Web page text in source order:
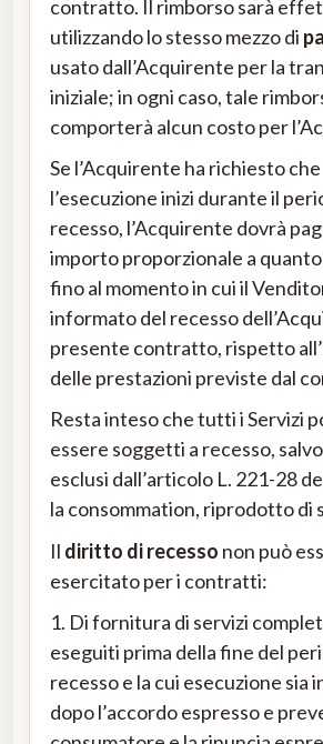
contratto. Il rimborso sarà
utilizzando lo stesso mezzo di
usato dall’Acquirente per la
iniziale; in ogni caso, tale
comporterà alcun costo per
Se l’Acquirente ha richiesto che
l’esecuzione inizi durante il
recesso, l’Acquirente dovrà
importo proporzionale a
fino al momento in cui il
informato del recesso
presente contratto, rispetto
delle prestazioni previste dal
Resta inteso che tutti i Servizi
essere soggetti a recesso,
esclusi dall’articolo L. 221-28
la consommation, riprodotto di
Il diritto di recesso non può
esercitato per i contratti:
1. Di fornitura di servizi
eseguiti prima della fine del
recesso e la cui esecuzione sia
dopo l’accordo espresso e